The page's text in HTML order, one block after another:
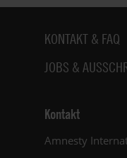
Fußbereich
KONTAKT & FAQ
JOBS &
Kontakt
Amnesty